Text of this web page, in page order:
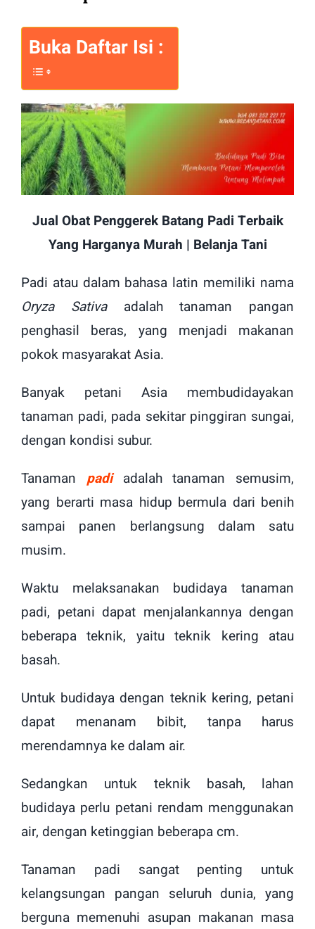
Buka Daftar Isi :
Jual Obat Penggerek Batang Padi Terbaik
Yang Harganya Murah | Belanja Tani
Padi atau dalam bahasa latin memiliki nama
Oryza Sativaadalah tanaman pangan
penghasil beras, yang menjadi makanan
pokok masyarakat Asia.
Banyak petani Asia membudidayakan
tanaman padi, pada sekitar pinggiran sungai,
dengan kondisi subur.
Tanaman padiadalah tanaman semusim,
yang berarti masa hidup bermula dari benih
sampai panen berlangsung dalam satu
musim.
Waktu melaksanakan budidaya tanaman
padi, petani dapat menjalankannya dengan
beberapa teknik, yaitu teknik kering atau
basah.
Untuk budidaya dengan teknik kering, petani
dapat menanam bibit, tanpa harus
merendamnya ke dalam air.
Sedangkan untuk teknik basah, lahan
budidaya perlu petani rendam menggunakan
air, dengan ketinggian beberapa cm.
Tanaman padi sangat penting untuk
kelangsungan pangan seluruh dunia, yang
berguna memenuhi asupan makanan masa